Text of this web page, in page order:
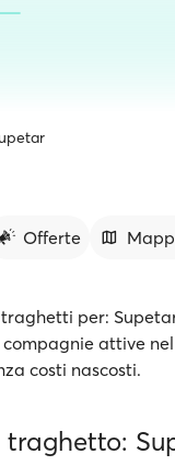
Offerte
per:
attive
costi nascosti.